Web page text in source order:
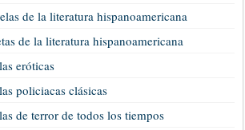
de la literatura hispanoamericana
de la literatura hispanoamericana
eróticas
policiacas clásicas
de terror de todos los tiempos